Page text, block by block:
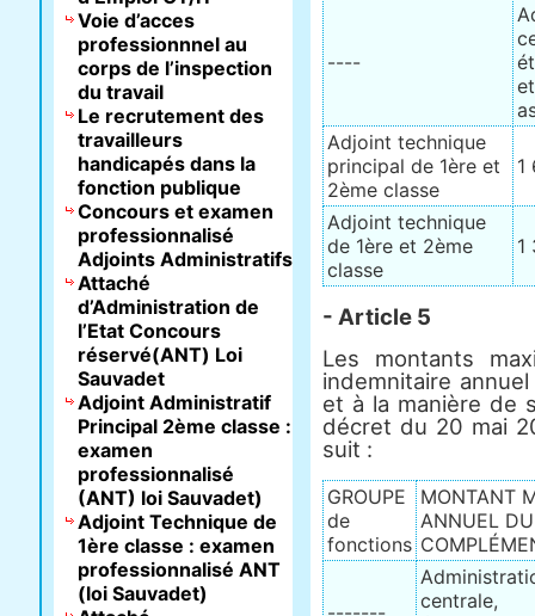
----
Adjoint technique
principal de 1ère et
2ème classe
1
Adjoint technique
de 1ère et 2ème
classe
1
- Article 5
Les montants
indemnitaire
et à la manière de
décret du 20 mai
suit :
GROUPE
de
fonctions
MONTANT
ANNUEL DU
centrale,
Voie d’acces
professionnnel au
corps de l’inspection
du travail
Le recrutement des
travailleurs
handicapés dans la
fonction publique
Concours et examen
professionnalisé
Adjoints Administratifs
Attaché
d’Administration de
l’Etat Concours
réservé(ANT) Loi
Sauvadet
Adjoint Administratif
Principal 2ème classe :
examen
professionnalisé
(ANT) loi Sauvadet)
Adjoint Technique de
1ère classe : examen
professionnalisé ANT
(loi Sauvadet)